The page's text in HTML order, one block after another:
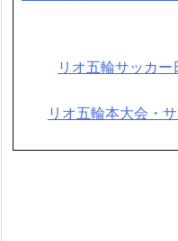
リオ五輪サッカ
リオ五輪本大会・